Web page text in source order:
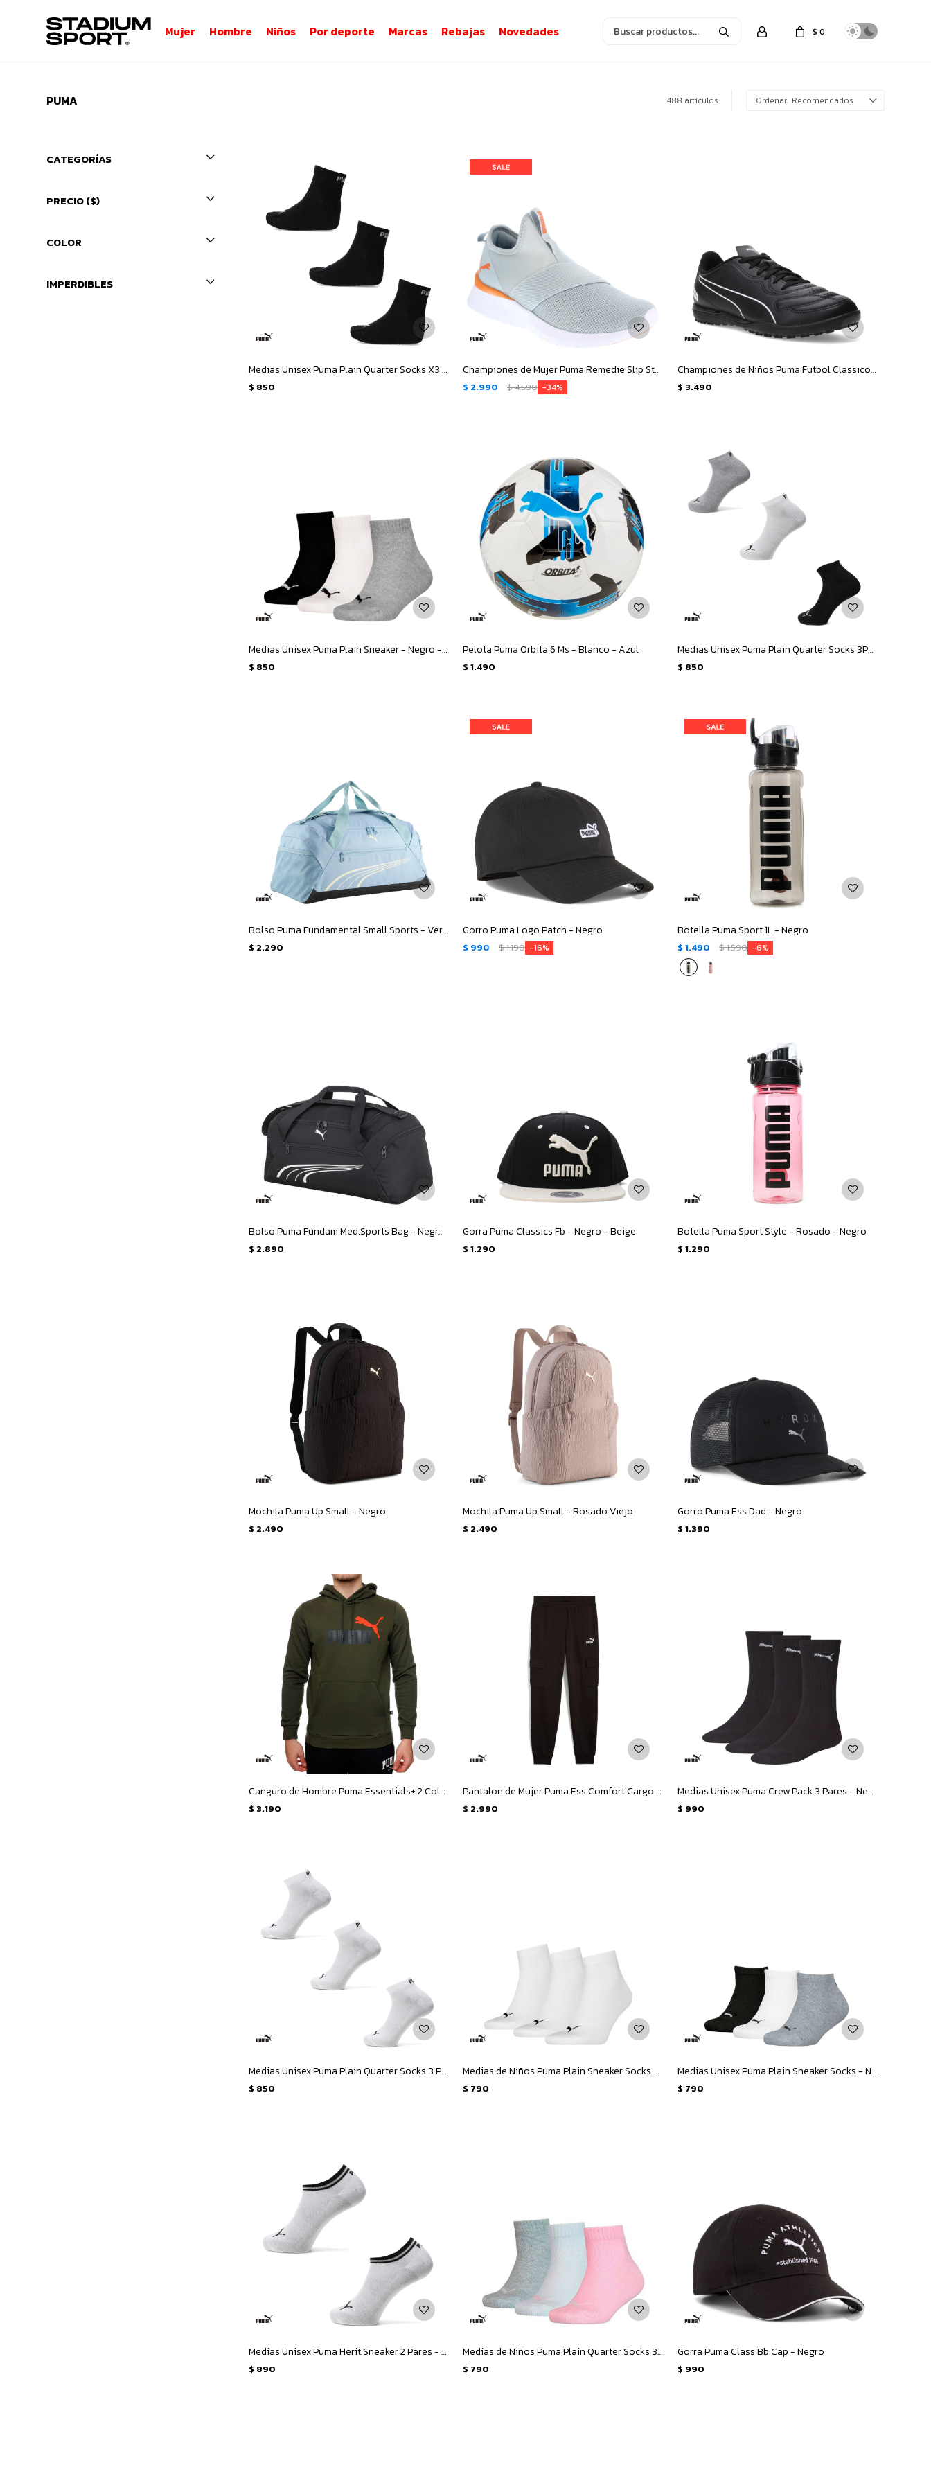
Mujer Hombre Niños Por deporte Marcas Rebajas Novedades $ 0
PUMA 488 artículos Recomendados
Medias Unisex Puma Plain Quarter Socks X3 - Negro
$ 850
Championes de Mujer Puma Remedie Slip Strap Wns - Gris - Rosa
$ 2.990 $4.590 34
Championes de Niños Puma Futbol Classico Tt Jr - Negro - Blanco
$ 3.490
Medias Unisex Puma Plain Sneaker - Negro - Blanco - Gris
$ 850
Pelota Puma Orbita 6 Ms - Blanco - Azul
$ 1.490
Medias Unisex Puma Plain Quarter Socks 3Pares - Gris - Blanco
$ 850
Bolso Puma Fundamental Small Sports - Verde Claro
$ 2.290
Gorro Puma Logo Patch - Negro
$ 990 $1.190 16
Botella Puma Sport 1L - Negro
$ 1.490 $1.590 6
Bolso Puma Fundam.Med.Sports Bag - Negro - Blanco
$ 2.890
Gorra Puma Classics Fb - Negro - Beige
$ 1.290
Botella Puma Sport Style - Rosado - Negro
$ 1.290
Mochila Puma Up Small - Negro
$ 2.490
Mochila Puma Up Small - Rosado Viejo
$ 2.490
Gorro Puma Ess Dad - Negro
$ 1.390
Canguro de Hombre Puma Essentials+ 2 Colores Logo Grande - Verde Oscuro
$ 3.190
Pantalon de Mujer Puma Ess Comfort Cargo Pant - Negro
$ 2.990
Medias Unisex Puma Crew Pack 3 Pares - Negro
$ 990
Medias Unisex Puma Plain Quarter Socks 3 Pares - Blanco
$ 850
Medias de Niños Puma Plain Sneaker Socks 3 Pares - Blanco
$ 790
Medias Unisex Puma Plain Sneaker Socks - Negro - Blanco - Gris
$ 790
Medias Unisex Puma Herit.Sneaker 2 Pares - Blanco - Negro
$ 890
Medias de Niños Puma Plain Quarter Socks 3 Pares - Rosado - Blanco - Gris
$ 790
Gorra Puma Class Bb Cap - Negro
$ 990
CATEGORÍAS
PRECIO($)
COLOR
IMPERDIBLES